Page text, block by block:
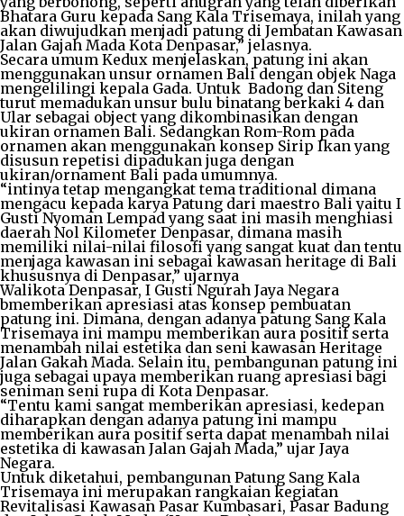
Bhatara Guru kepada Sang Kala Trisemaya, inilah yang
akan diwujudkan menjadi patung di Jembatan Kawasan
Jalan Gajah Mada Kota Denpasar,” jelasnya.
Secara umum Kedux menjelaskan, patung ini akan
menggunakan unsur ornamen Bali dengan objek Naga
mengelilingi kepala Gada. Untuk Badong dan Siteng
turut memadukan unsur bulu binatang berkaki 4 dan
Ular sebagai object yang dikombinasikan dengan
ukiran ornamen Bali. Sedangkan Rom-Rom pada
ornamen akan menggunakan konsep Sirip Ikan yang
disusun repetisi dipadukan juga dengan
ukiran/ornament Bali pada umumnya.
“intinya tetap mengangkat tema traditional dimana
mengacu kepada karya Patung dari maestro Bali yaitu I
Gusti Nyoman Lempad yang saat ini masih menghiasi
daerah Nol Kilometer Denpasar, dimana masih
memiliki nilai-nilai filosofi yang sangat kuat dan tentu
menjaga kawasan ini sebagai kawasan heritage di Bali
khususnya di Denpasar,” ujarnya
Walikota Denpasar, I Gusti Ngurah Jaya Negara
bmemberikan apresiasi atas konsep pembuatan
patung ini. Dimana, dengan adanya patung Sang Kala
Trisemaya ini mampu memberikan aura positif serta
menambah nilai estetika dan seni kawasan Heritage
Jalan Gakah Mada. Selain itu, pembangunan patung ini
juga sebagai upaya memberikan ruang apresiasi bagi
seniman seni rupa di Kota Denpasar.
“Tentu kami sangat memberikan apresiasi, kedepan
diharapkan dengan adanya patung ini mampu
memberikan aura positif serta dapat menambah nilai
estetika di kawasan Jalan Gajah Mada,” ujar Jaya
Negara.
Untuk diketahui, pembangunan Patung Sang Kala
Trisemaya ini merupakan rangkaian kegiatan
Revitalisasi Kawasan Pasar Kumbasari, Pasar Badung